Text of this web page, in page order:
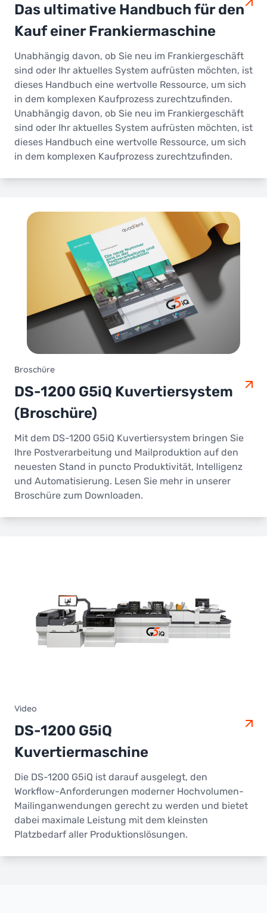
Das ultimative Handbuch für den
Kauf einer Frankiermaschine
Unabhängig davon, ob Sie neu im Frankiergeschäft
sind oder Ihr aktuelles System aufrüsten möchten, ist
dieses Handbuch eine wertvolle Ressource, um sich
in dem komplexen Kaufprozess zurechtzufinden.
Unabhängig davon, ob Sie neu im Frankiergeschäft
sind oder Ihr aktuelles System aufrüsten möchten, ist
dieses Handbuch eine wertvolle Ressource, um sich
in dem komplexen Kaufprozess zurechtzufinden.
Broschüre
DS-1200 G5iQ Kuvertiersystem
(Broschüre)
Mit dem DS-1200 G5iQ Kuvertiersystem bringen Sie
Ihre Postverarbeitung und Mailproduktion auf den
neuesten Stand in puncto Produktivität, Intelligenz
und Automatisierung. Lesen Sie mehr in unserer
Broschüre zum Downloaden.
Video
DS-1200 G5iQ
Kuvertiermaschine
Die DS-1200 G5iQ ist darauf ausgelegt, den
Workflow-Anforderungen moderner Hochvolumen-
Mailinganwendungen gerecht zu werden und bietet
dabei maximale Leistung mit dem kleinsten
Platzbedarf aller Produktionslösungen.